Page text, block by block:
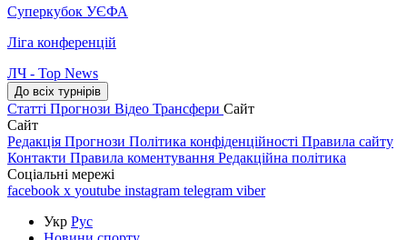
Суперкубок УЄФА
Ліга конференцій
ЛЧ - Top News
До всіх турнірів
Статті Прогнози Відео Трансфери Сайт
Сайт
Редакція Прогнози Політика конфіденційності Правила сайту
Контакти Правила коментування Редакційна політика
Соціальні мережі
facebook x youtube instagram telegram viber
Укр Рус